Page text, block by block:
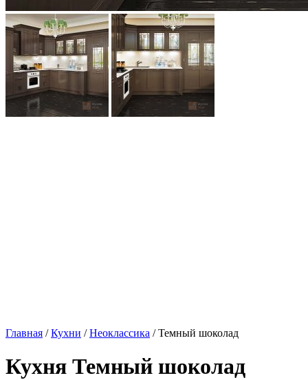
Главная /Кухни /Неоклассика / Темный шоколад
Кухня Темный шоколад